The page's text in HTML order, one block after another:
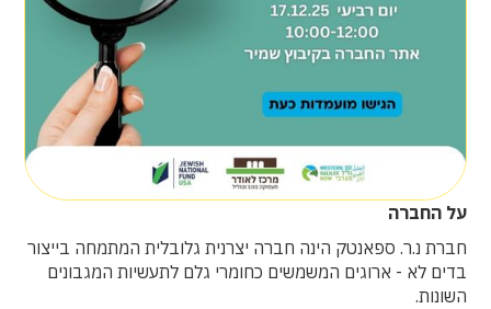
עבודה עם פריוריטי
מיקום- קיבוץ שמיר
- קיבוץ שמיר וטבריה
על החברה
חברת נ.ר. ספאנטק הינה חברה יצרנית גלובלית המתמחה בייצור
בדים לא - ארוגים המשמשים כחומרי גלם לתעשיות המגבונים
השונות.